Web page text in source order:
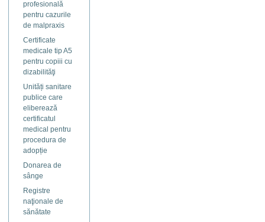
profesională
pentru cazurile
de malpraxis
Certificate
medicale tip A5
pentru copiii cu
dizabilităţi
Unități sanitare
publice care
eliberează
certificatul
medical pentru
procedura de
adopție
Donarea de
sânge
Registre
naţionale de
sănătate